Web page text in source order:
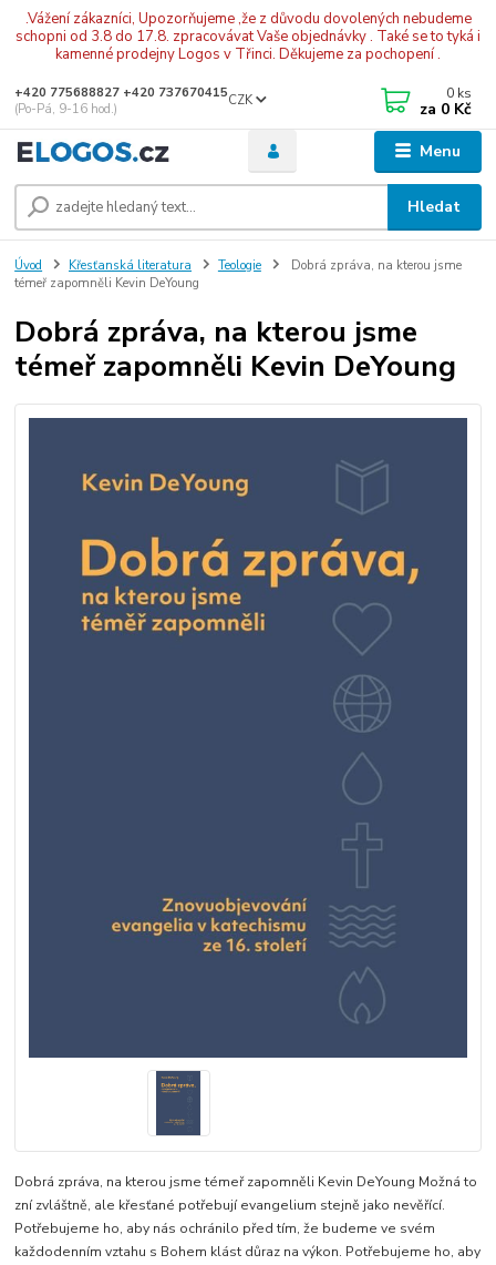
.Vážení zákazníci, Upozorňujeme ,že z důvodu dovolených nebudeme
schopni od 3.8 do 17.8. zpracovávat Vaše objednávky . Také se to tyká i
kamenné prodejny Logos v Třinci. Děkujeme za pochopení .
Menu
CZK
Hledat
+420 775688827 +420 737670415
(Po-Pá, 9-16 hod.)
0 ks
za 0 Kč
Úvod Křesťanská literatura Teologie
Dobrá zpráva, na kterou jsme
témeř zapomněli Kevin DeYoung
Dobrá zpráva, na kterou jsme
témeř zapomněli Kevin DeYoung
Dobrá zpráva, na kterou jsme témeř zapomněli Kevin DeYoung Možná to
zní zvláštně, ale křesťané potřebují evangelium stejně jako nevěřící.
Potřebujeme ho, aby nás ochránilo před tím, že budeme ve svém
každodenním vztahu s Bohem klást důraz na výkon. Potřebujeme ho, aby